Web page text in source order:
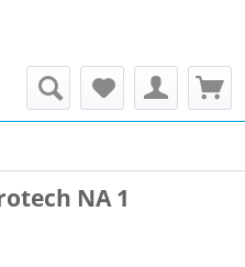
NA 1